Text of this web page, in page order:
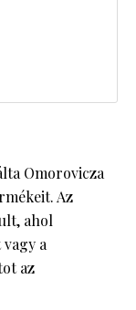
Omorovicza
Az
ahol
a
az